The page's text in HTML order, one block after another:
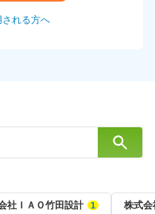
れる方へ
社ＩＡＯ竹田設計 株式会